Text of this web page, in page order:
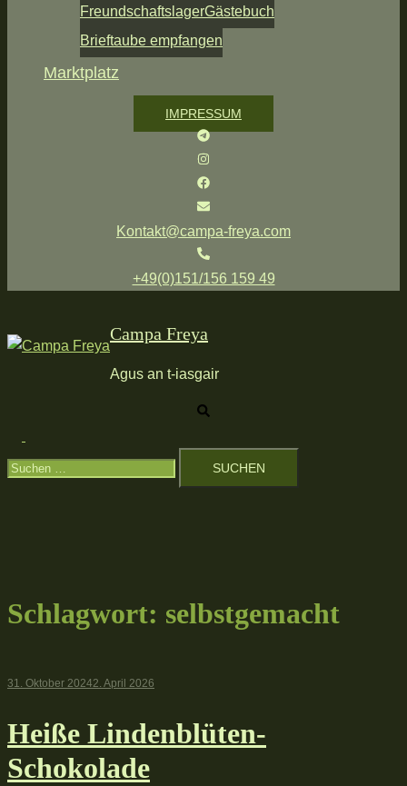
FreundschaftslagerGästebuch
Brieftaube empfangen
Marktplatz
IMPRESSUM
Kontakt@campa-freya.com
+49(0)151/156 159 49
Campa Freya
Agus an t-iasgair
umschalten
Suchen
nach:
Schlagwort: selbstgemacht
31. Oktober 20242. April 2026
Heiße Lindenblüten-
Schokolade